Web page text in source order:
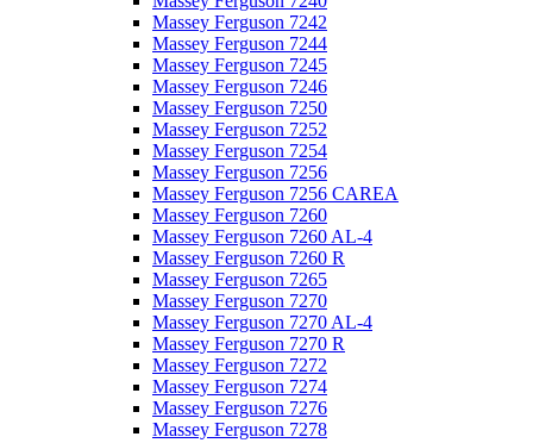
Massey Ferguson 7242
Massey Ferguson 7244
Massey Ferguson 7245
Massey Ferguson 7246
Massey Ferguson 7250
Massey Ferguson 7252
Massey Ferguson 7254
Massey Ferguson 7256
Massey Ferguson 7256 CAREA
Massey Ferguson 7260
Massey Ferguson 7260 AL-4
Massey Ferguson 7260 R
Massey Ferguson 7265
Massey Ferguson 7270
Massey Ferguson 7270 AL-4
Massey Ferguson 7270 R
Massey Ferguson 7272
Massey Ferguson 7274
Massey Ferguson 7276
Massey Ferguson 7278